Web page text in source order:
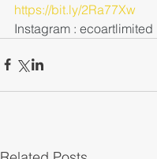
https://bit.ly/2Ra77Xw
Instagram : ecoartlimited